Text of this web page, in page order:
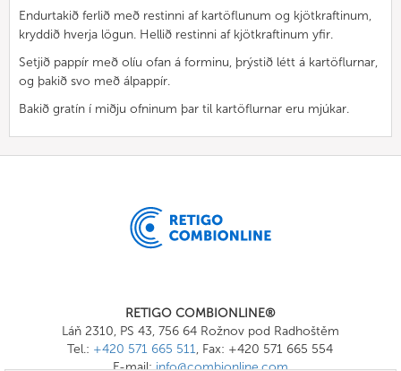
Endurtakið ferlið með restinni af kartöflunum og kjötkraftinum,
kryddið hverja lögun. Hellið restinni af kjötkraftinum yfir.
Setjið pappír með olíu ofan á forminu, þrýstið létt á kartöflurnar,
og þakið svo með álpappír.
Bakið gratín í miðju ofninum þar til kartöflurnar eru mjúkar.
RETIGO COMBIONLINE®
Láň 2310, PS 43, 756 64 Rožnov pod Radhoštěm
Tel.: +420 571 665 511, Fax: +420 571 665 554
E-mail:info@combionline.com